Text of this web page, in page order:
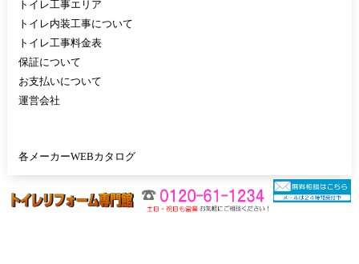
トイレ工事エリア
トイレ内装工事について
トイレ工事料金表
保証について
お支払いについて
運営会社
各メーカーWEBカタログ